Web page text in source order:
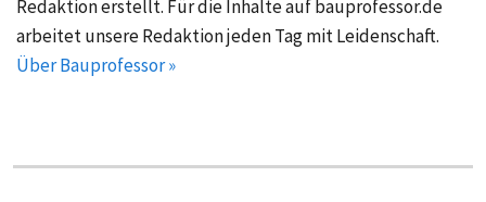
Redaktion erstellt. Für die Inhalte auf bauprofessor.de
arbeitet unsere Redaktion jeden Tag mit Leidenschaft.
Über Bauprofessor »